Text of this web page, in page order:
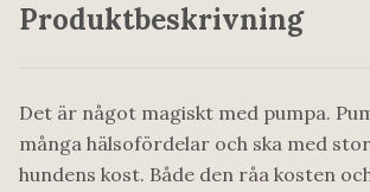
Produktbeskrivning
Det är något magiskt med pumpa.
många hälsofördelar och ska med
hundens kost. Både den råa kosten